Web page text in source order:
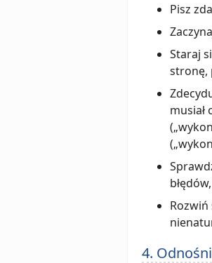
Pisz
Staraj
stronę,
4.